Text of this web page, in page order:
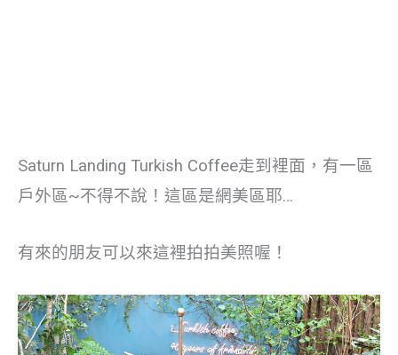
Saturn Landing Turkish Coffee走到裡面，有一區
戶外區~不得不說！這區是網美區耶…
有來的朋友可以來這裡拍拍美照喔！